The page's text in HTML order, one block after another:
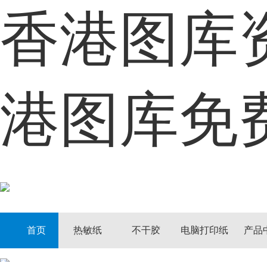
香港图库
港图库免
首页
电脑打印纸
客户案例
首页 热敏纸 不干胶 电脑打印纸 产品